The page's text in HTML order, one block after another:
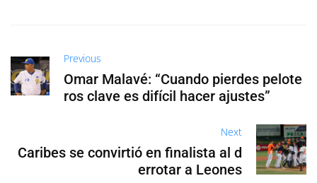
Previous
Omar Malavé: “Cuando pierdes pelote
ros clave es difícil hacer ajustes”
Next
Caribes se convirtió en finalista al d
errotar a Leones